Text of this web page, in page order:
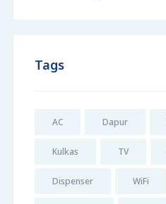
Tags
AC Dapur
Kulkas TV
Dispenser WiFi